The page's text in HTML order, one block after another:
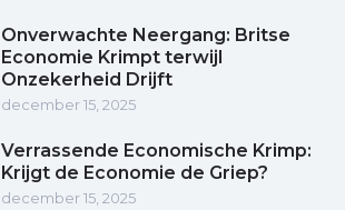
Onverwachte Neergang: Britse
Economie Krimpt terwijl
Onzekerheid Drijft
december 15, 2025
Verrassende Economische Krimp:
Krijgt de Economie de Griep?
december 15, 2025